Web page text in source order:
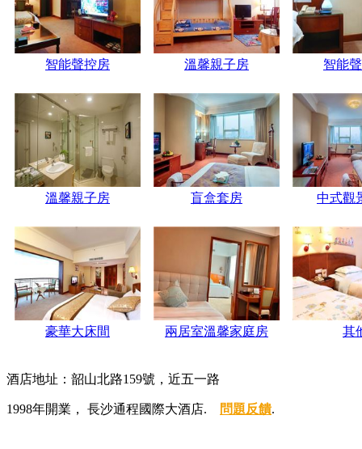
智能聲控房 溫馨親子房 智能
溫馨親子房 盲盒套房 中式觀
豪華大床間 兩居室溫馨家庭房 其
酒店地址：韶山北路159號，近五一路
1998年開業， 長沙通程國際大酒店. 問題反饋.